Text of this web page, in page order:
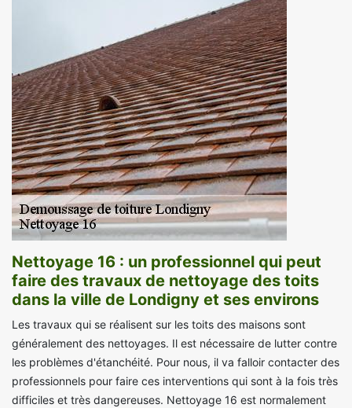
Nettoyage 16 : un professionnel qui peut
faire des travaux de nettoyage des toits
dans la ville de Londigny et ses environs
Les travaux qui se réalisent sur les toits des maisons sont
généralement des nettoyages. Il est nécessaire de lutter contre
les problèmes d'étanchéité. Pour nous, il va falloir contacter des
professionnels pour faire ces interventions qui sont à la fois très
difficiles et très dangereuses. Nettoyage 16 est normalement